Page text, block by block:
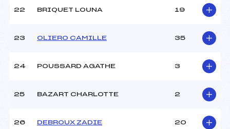
22 BRIQUET LOUNA 19
23 OLIERO CAMILLE 35
24 POUSSARD AGATHE 3
25 BAZART CHARLOTTE 2
26 DEBROUX ZADIE 20